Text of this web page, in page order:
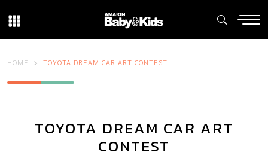
HOME TOYOTA DREAM CAR ART CONTEST
TOYOTA DREAM CAR ART
CONTEST